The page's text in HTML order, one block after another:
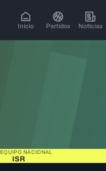
Inicio Partidos Noticias
EQUIPO NACIONAL
ISR